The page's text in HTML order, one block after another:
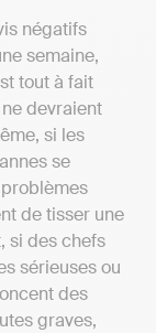
négatifs
semaine,
tout à fait
devraient
si les
se
de tisser une
si des chefs
sérieuses ou
des
graves,